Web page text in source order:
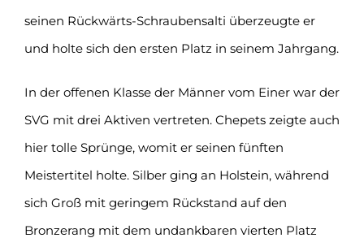
seinen Rückwärts-Schraubensalti überzeugte er
und holte sich den ersten Platz in seinem Jahrgang.
In der offenen Klasse der Männer vom Einer war der
SVG mit drei Aktiven vertreten. Chepets zeigte auch
hier tolle Sprünge, womit er seinen fünften
Meistertitel holte. Silber ging an Holstein, während
sich Groß mit geringem Rückstand auf den
Bronzerang mit dem undankbaren vierten Platz